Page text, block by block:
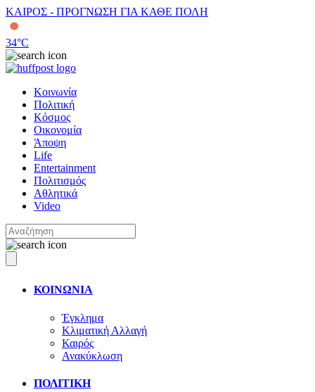
ΚΑΙΡΟΣ - ΠΡΟΓΝΩΣΗ ΓΙΑ ΚΑΘΕ ΠΟΛΗ
34°C
Κοινωνία
Πολιτική
Κόσμος
Οικονομία
Άποψη
Life
Entertainment
Πολιτισμός
Αθλητικά
Video
ΚΟΙΝΩΝΙΑ
Έγκλημα
Κλιματική Αλλαγή
Καιρός
Ανακύκλωση
ΠΟΛΙΤΙΚΗ